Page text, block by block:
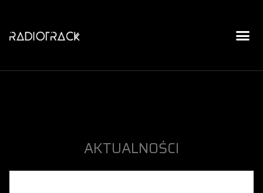
AKTUALNOŚCI